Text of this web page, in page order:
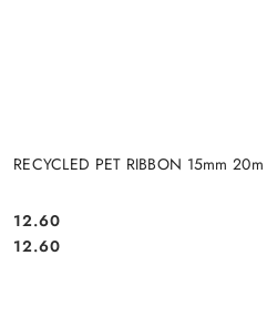
RECYCLED PET RIBBON 15mm
Cena:
12.60
Cena:
12.60